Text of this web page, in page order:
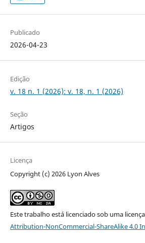
Publicado
2026-04-23
Edição
v. 18 n. 1 (2026): v. 18, n. 1 (2026)
Seção
Artigos
Licença
Copyright (c) 2026 Lyon Alves
Este trabalho está licenciado sob uma licença
Attribution-NonCommercial-ShareAlike 4.0